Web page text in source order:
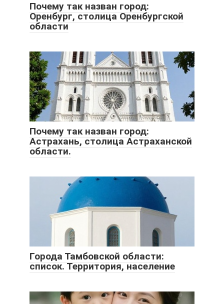
Почему так назван город:
Оренбург, столица Оренбургской
области
Почему так назван город:
Астрахань, столица Астраханской
области.
Города Тамбовской области:
список. Территория, население